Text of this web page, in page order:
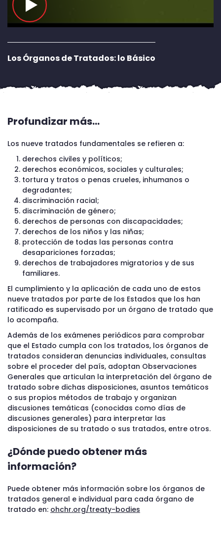
Los Órganos de Tratados: lo Básico
Profundizar más…
Los nueve tratados fundamentales se refieren a:
derechos civiles y políticos;
derechos económicos, sociales y culturales;
tortura y tratos o penas crueles, inhumanos o
degradantes;
discriminación racial;
discriminación de género;
derechos de personas con discapacidades;
derechos de los niños y las niñas;
protección de todas las personas contra
desapariciones forzadas;
derechos de trabajadores migratorios y de sus
familiares.
El cumplimiento y la aplicación de cada uno de estos
nueve tratados por parte de los Estados que los han
ratificado es supervisado por un órgano de tratado que
lo acompaña.
Además de los exámenes periódicos para comprobar
que el Estado cumpla con los tratados, los órganos de
tratados consideran denuncias individuales, consultas
sobre el proceder del país, adoptan Observaciones
Generales que articulan la interpretación del órgano de
tratado sobre dichas disposiciones, asuntos temáticos
o sus propios métodos de trabajo y organizan
discusiones temáticas (conocidas como días de
discusiones generales) para interpretar las
disposiciones de su tratado o sus tratados, entre otros.
¿Dónde puedo obtener más
información?
Puede obtener más información sobre los órganos de
tratados general e individual para cada órgano de
tratado en: ohchr.org/treaty-bodies